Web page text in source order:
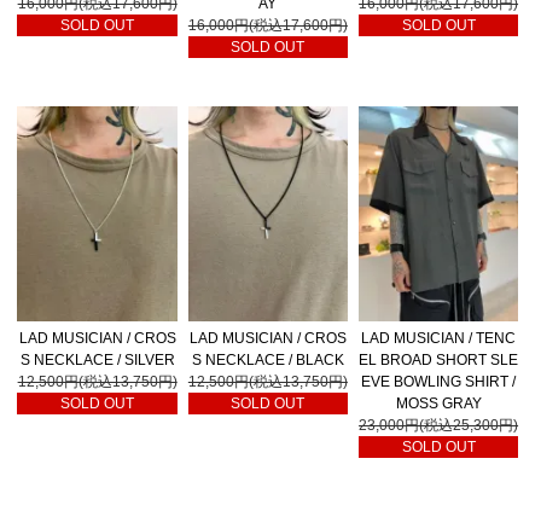
SOLD OUT
16,000円(税込17,600円)
SOLD OUT
SOLD OUT
LAD MUSICIAN / CROS
S NECKLACE / SILVER
12,500円(税込13,750円)
SOLD OUT
LAD MUSICIAN / CROS
S NECKLACE / BLACK
12,500円(税込13,750円)
SOLD OUT
LAD MUSICIAN / TENC
EL BROAD SHORT SLE
EVE BOWLING SHIRT /
MOSS GRAY
23,000円(税込25,300円)
SOLD OUT